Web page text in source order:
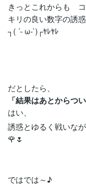
きっとこれからも
キリの良い数字の誘
┐( ´- ω-`)┌ﾔﾚﾔﾚ
だとしたら、
「結果はあとからつ
はい、
誘惑とゆるく戦いな
🌹🌷
ではでは～♪